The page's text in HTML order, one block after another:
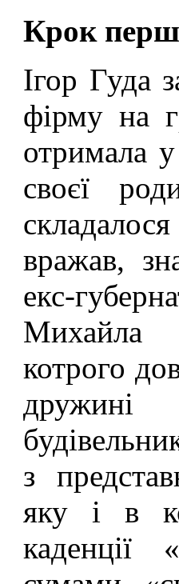
Крок
Ігор Гуда
фірму на
отримала
своєї
вражав,
екс-
Михайла
котрого
з
яку і в
каденції